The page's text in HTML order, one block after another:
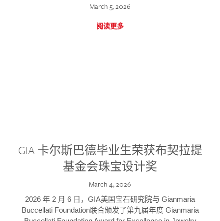
March 5, 2026
阅读更多
GIA 卡尔斯巴德毕业生荣获布契拉提
基金会珠宝设计奖
March 4, 2026
2026 年 2 月 6 日，GIA美国宝石研究院与 Gianmaria
Buccellati Foundation联合颁发了第九届年度 Gianmaria